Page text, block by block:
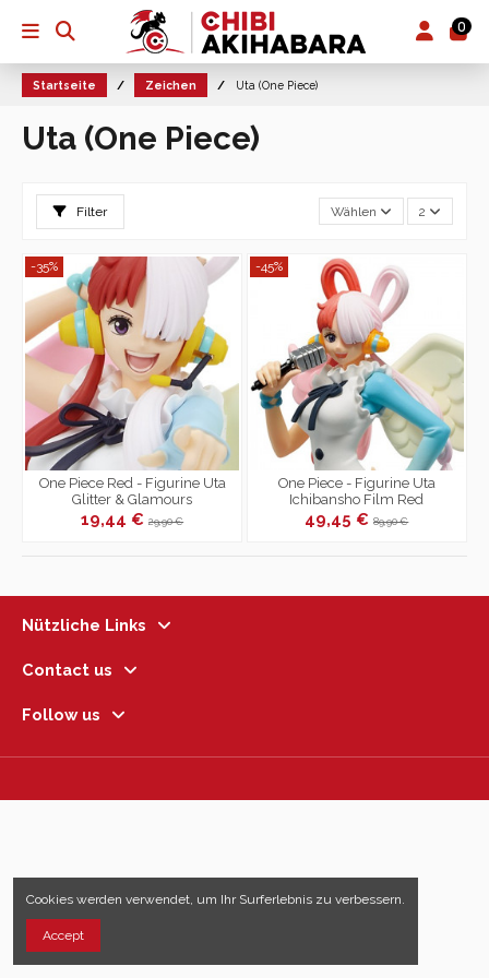
0
Startseite Zeichen Uta (One Piece)
Uta (One Piece)
Filter Wählen 2
-35%
One Piece Red - Figurine Uta
Glitter & Glamours
19,44 €29,90 €
-45%
One Piece - Figurine Uta
Ichibansho Film Red
49,45 €89,90 €
Nützliche Links
Contact us
Follow us
Cookies werden verwendet, um Ihr Surferlebnis zu verbessern.
Accept